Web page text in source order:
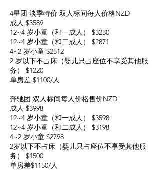
4星团 淡季特价 双人标间每人价格NZD
成人 $3589
12~4 岁小童（和一成人） $3230
12~4 岁小童（和二成人） $2871
4~2 岁小童 $2512
2 岁以下不占床（婴儿只占座位不享受其他服
务） $1220
单房差 $1100/人
奔驰团 双人标间每人价格售价NZD
成人 $3998
12~4 岁小童（和一成人） $3598
12~4 岁小童（和二成人） $3198
4~2 岁小童 $2798
2岁以下不占床（婴儿只占座位不享受其他服
务） $1500
单房差$1150/人